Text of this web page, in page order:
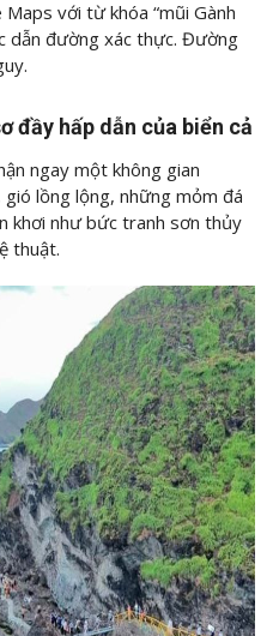
với từ khóa “mũi Gành
dẫn đường xác thực. Đường
đầy hấp dẫn của biển cả
ngay một không gian
lồng lộng, những mỏm đá
khơi như bức tranh sơn thủy
thuật.